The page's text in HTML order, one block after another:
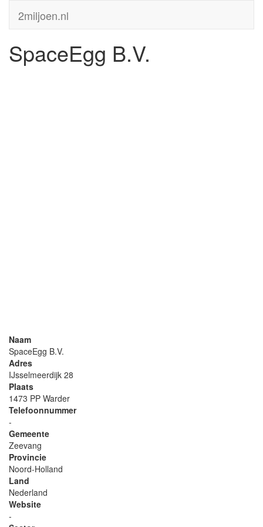
2miljoen.nl
SpaceEgg B.V.
Naam
SpaceEgg B.V.
Adres
IJsselmeerdijk 28
Plaats
1473 PP Warder
Telefoonnummer
-
Gemeente
Zeevang
Provincie
Noord-Holland
Land
Nederland
Website
-